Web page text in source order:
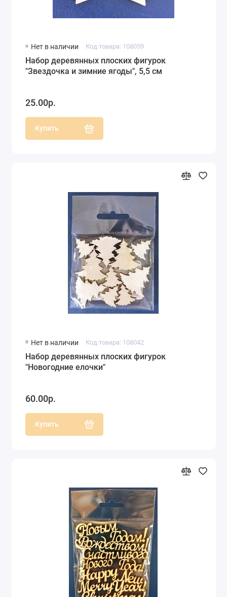
Нет в наличии Код товара: 108059
Набор деревянных плоских фигурок
"Звездочка и зимние ягоды", 5,5 см
25.00р.
Купить
Нет в наличии Код товара: 108042
Набор деревянных плоских фигурок
"Новогодние елочки"
60.00р.
Купить